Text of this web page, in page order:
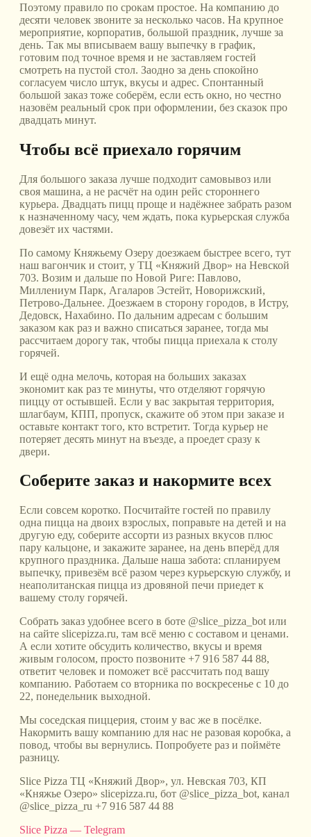
Поэтому правило по срокам простое. На компанию до
десяти человек звоните за несколько часов. На крупное
мероприятие, корпоратив, большой праздник, лучше за
день. Так мы вписываем вашу выпечку в график,
готовим под точное время и не заставляем гостей
смотреть на пустой стол. Заодно за день спокойно
согласуем число штук, вкусы и адрес. Спонтанный
большой заказ тоже соберём, если есть окно, но честно
назовём реальный срок при оформлении, без сказок про
двадцать минут.
Чтобы всё приехало горячим
Для большого заказа лучше подходит самовывоз или
своя машина, а не расчёт на один рейс стороннего
курьера. Двадцать пицц проще и надёжнее забрать разом
к назначенному часу, чем ждать, пока курьерская служба
довезёт их частями.
По самому Княжьему Озеру доезжаем быстрее всего, тут
наш вагончик и стоит, у ТЦ «Княжий Двор» на Невской
703. Возим и дальше по Новой Риге: Павлово,
Миллениум Парк, Агаларов Эстейт, Новорижский,
Петрово-Дальнее. Доезжаем в сторону городов, в Истру,
Дедовск, Нахабино. По дальним адресам с большим
заказом как раз и важно списаться заранее, тогда мы
рассчитаем дорогу так, чтобы пицца приехала к столу
горячей.
И ещё одна мелочь, которая на больших заказах
экономит как раз те минуты, что отделяют горячую
пиццу от остывшей. Если у вас закрытая территория,
шлагбаум, КПП, пропуск, скажите об этом при заказе и
оставьте контакт того, кто встретит. Тогда курьер не
потеряет десять минут на въезде, а проедет сразу к
двери.
Соберите заказ и накормите всех
Если совсем коротко. Посчитайте гостей по правилу
одна пицца на двоих взрослых, поправьте на детей и на
другую еду, соберите ассорти из разных вкусов плюс
пару кальцоне, и закажите заранее, на день вперёд для
крупного праздника. Дальше наша забота: спланируем
выпечку, привезём всё разом через курьерскую службу, и
неаполитанская пицца из дровяной печи приедет к
вашему столу горячей.
Собрать заказ удобнее всего в боте @slice_pizza_bot или
на сайте slicepizza.ru, там всё меню с составом и ценами.
А если хотите обсудить количество, вкусы и время
живым голосом, просто позвоните +7 916 587 44 88,
ответит человек и поможет всё рассчитать под вашу
компанию. Работаем со вторника по воскресенье с 10 до
22, понедельник выходной.
Мы соседская пиццерия, стоим у вас же в посёлке.
Накормить вашу компанию для нас не разовая коробка, а
повод, чтобы вы вернулись. Попробуете раз и поймёте
разницу.
Slice Pizza ТЦ «Княжий Двор», ул. Невская 703, КП
«Княжье Озеро» slicepizza.ru, бот @slice_pizza_bot, канал
@slice_pizza_ru +7 916 587 44 88
Slice Pizza — Telegram